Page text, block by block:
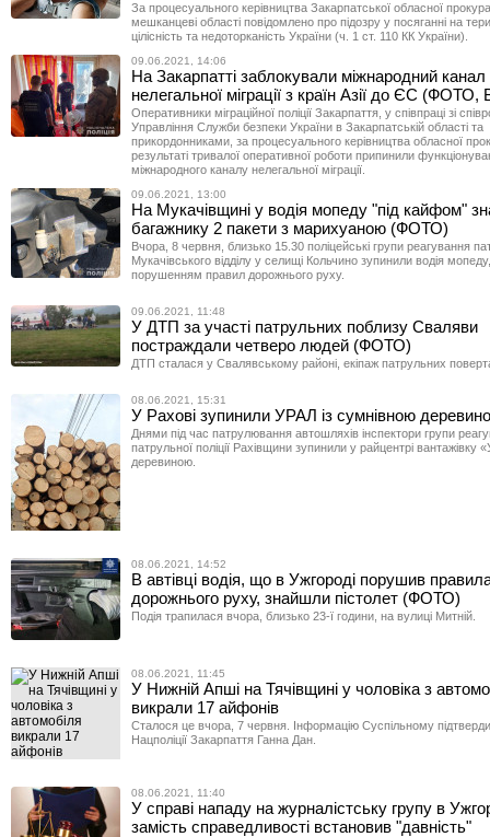
За процесуального керівництва Закарпатської обласної
мешканцеві області повідомлено про підозру у посяганні на
цілісність та недоторканість України (ч. 1 ст. 110 КК України).
09.06.2021, 14:06
На Закарпатті заблокували міжнародний канал
нелегальної міграції з країн Азії до ЄС
Оперативники міграційної поліції Закарпаття, у співпраці зі
Управління Служби безпеки України в Закарпатській області та
прикордонниками, за процесуального керівництва обласної
результаті тривалої оперативної роботи припинили
міжнародного каналу нелегальної міграції.
09.06.2021, 13:00
На Мукачівщині у водія мопеду "під кайфом"
багажнику 2 пакети з марихуаною (ФОТО)
Вчора, 8 червня, близько 15.30 поліцейські групи реагування
Мукачівського відділу у селищі Кольчино зупинили водія
порушенням правил дорожнього руху.
09.06.2021, 11:48
У ДТП за участі патрульних поблизу Сваляви
постраждали четверо людей (ФОТО)
ДТП сталася у Свалявському районі, екіпаж патрульних
08.06.2021, 15:31
У Рахові зупинили УРАЛ із сумнівною
Днями під час патрулювання автошляхів інспектори групи
патрульної поліції Рахівщини зупинили у райцентрі вантажівку
деревиною.
08.06.2021, 14:52
В автівці водія, що в Ужгороді порушив
дорожнього руху, знайшли пістолет (ФОТО)
Подія трапилася вчора, близько 23-ї години, на вулиці Митній.
08.06.2021, 11:45
У Нижній Апші на Тячівщині у чоловіка з
викрали 17 айфонів
Сталося це вчора, 7 червня. Інформацію Суспільному
Нацполіції Закарпаття Ганна Дан.
08.06.2021, 11:40
У справі нападу на журналістську групу в
замість справедливості встановив "давність"